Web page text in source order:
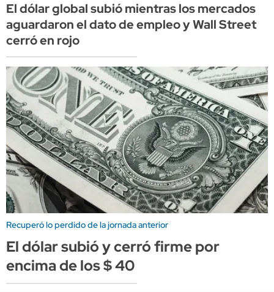
El dólar global subió mientras los mercados
aguardaron el dato de empleo y Wall Street
cerró en rojo
Recuperó lo perdido de la jornada anterior
El dólar subió y cerró firme por
encima de los $ 40